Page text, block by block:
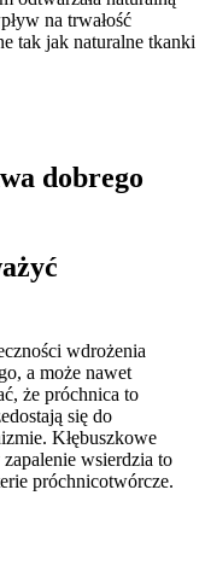
na trwałość
tak jak naturalne tkanki
dobrego
wdrożenia
a może nawet
że próchnica to
się do
Kłębuszkowe
wsierdzia to
próchnicotwórcze.